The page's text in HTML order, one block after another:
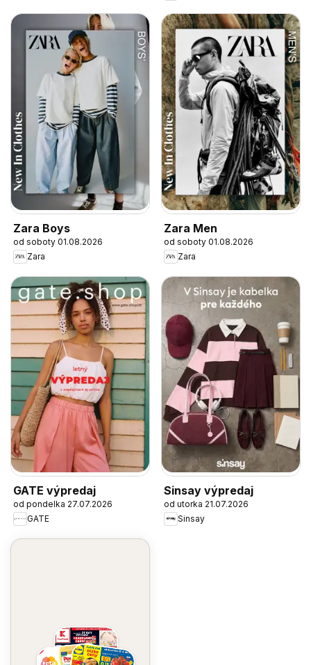
Zara Boys
od soboty 01.08.2026
Zara
Zara Men
od soboty 01.08.2026
Zara
GATE výpredaj
od pondelka 27.07.2026
GATE
Sinsay výpredaj
od utorka 21.07.2026
Sinsay